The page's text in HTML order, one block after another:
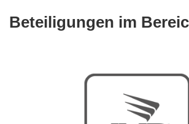
Beteiligungen im